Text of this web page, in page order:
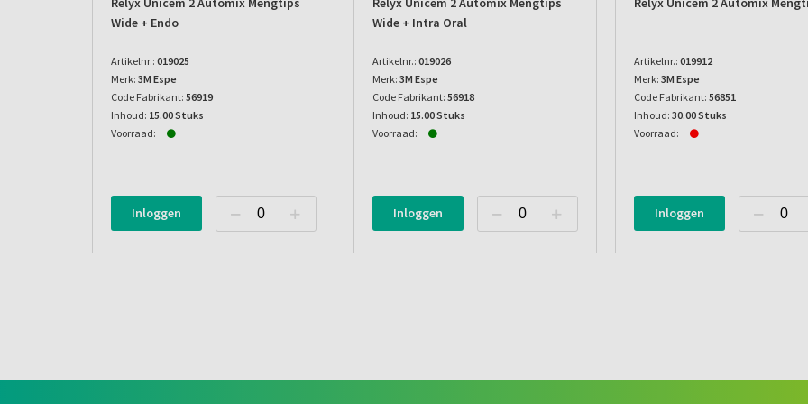
Wide + Endo
Artikelnr.: 019025
Merk: 3M Espe
Code Fabrikant: 56919
Inhoud: 15.00 Stuks
Voorraad:
Inloggen
Wide + Intra Oral
Artikelnr.: 019026
Merk: 3M Espe
Code Fabrikant: 56918
Inhoud: 15.00 Stuks
Voorraad:
Inloggen
Artikelnr.: 019912
Merk: 3M Espe
Code Fabrikant: 56851
Inhoud: 30.00 Stuks
Voorraad:
Inloggen